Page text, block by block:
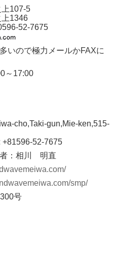
107-5
上1346
いので極力メールかFAXに
～17:00
cho,Taki-gun,Mie-ken,515-
52-7675
者：相川 明直
smp/
号